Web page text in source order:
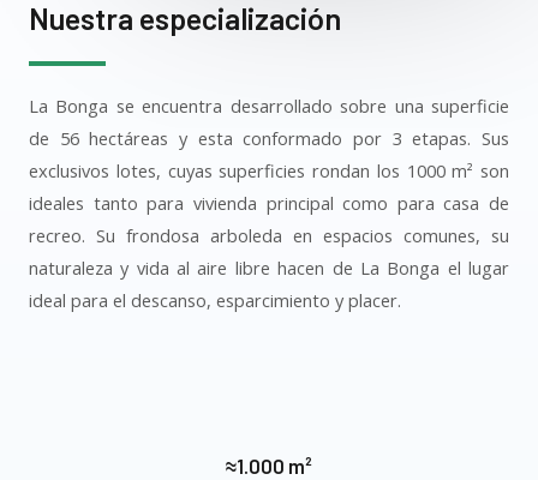
Nuestra especialización
La Bonga se encuentra desarrollado sobre una superficie
de 56 hectáreas y esta conformado por 3 etapas. Sus
exclusivos lotes, cuyas superficies rondan los 1000 m² son
ideales tanto para vivienda principal como para casa de
recreo. Su frondosa arboleda en espacios comunes, su
naturaleza y vida al aire libre hacen de La Bonga el lugar
ideal para el descanso, esparcimiento y placer.
≈1.000 m²